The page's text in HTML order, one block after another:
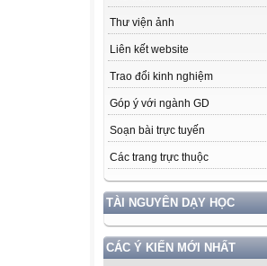
Thư viện ảnh
Liên kết website
Trao đổi kinh nghiệm
Góp ý với ngành GD
Soạn bài trực tuyến
Các trang trực thuộc
TÀI NGUYÊN DẠY HỌC
CÁC Ý KIẾN MỚI NHẤT